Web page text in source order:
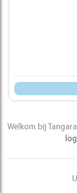
Welkom bij